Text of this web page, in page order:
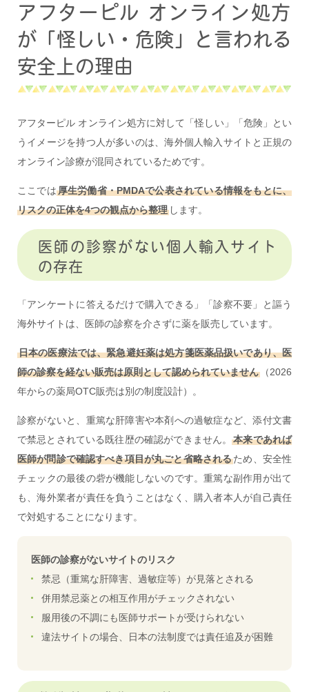
アフターピル オンライン処方
が「怪しい・危険」と言われる
安全上の理由
アフターピル オンライン処方に対して「怪しい」「危険」とい
うイメージを持つ人が多いのは、海外個人輸入サイトと正規の
オンライン診療が混同されているためです。
ここでは厚生労働省・PMDAで公表されている情報をもとに、
リスクの正体を4つの観点から整理 します。
医師の診察がない個人輸入サイト
の存在
「アンケートに答えるだけで購入できる」「診察不要」と謳う
海外サイトは、医師の診察を介さずに薬を販売しています。
日本の医療法では、緊急避妊薬は処方箋医薬品扱いであり、医
師の診察を経ない販売は原則として認められていません
（2026
年からの薬局OTC販売は別の制度設計）。
診察がないと、重篤な肝障害や本剤への過敏症など、添付文書
で禁忌とされている既往歴の確認ができません。本来であれば
医師が問診で確認すべき項目が丸ごと省略されるため、安全性
チェックの最後の砦が機能しないのです。重篤な副作用が出て
も、海外業者が責任を負うことはなく、購入者本人が自己責任
で対処することになります。
医師の診察がないサイトのリスク
禁忌（重篤な肝障害、過敏症等）が見落とされる
併用禁忌薬との相互作用がチェックされない
服用後の不調にも医師サポートが受けられない
違法サイトの場合、日本の法制度では責任追及が困難